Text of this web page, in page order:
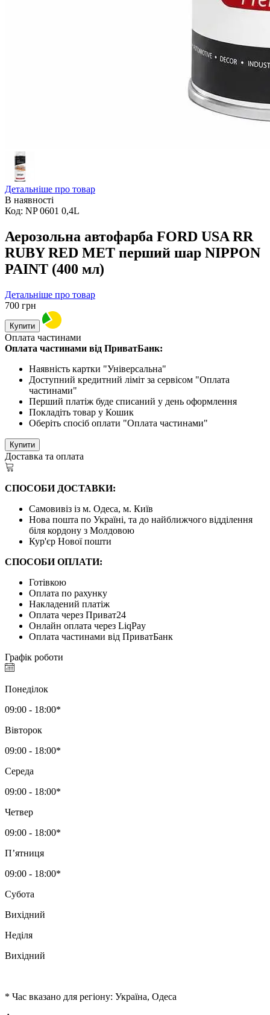
Детальніше про товар
В наявності
Код: NP 0601 0,4L
Аерозольна автофарба FORD USA RR
RUBY RED MET перший шар NIPPON
PAINT (400 мл)
Детальніше про товар
700 грн
Купити
Оплата частинами
Оплата частинами від ПриватБанк:
Наявність картки "Універсальна"
Доступний кредитний ліміт за сервісом "Оплата
частинами"
Перший платіж буде списаний у день оформлення
Покладіть товар у Кошик
Оберіть спосіб оплати "Оплата частинами"
Купити
Доставка та оплата
СПОСОБИ ДОСТАВКИ:
Самовивіз із м. Одеса, м. Київ
Нова пошта по Україні, та до найближчого відділення
біля кордону з Молдовою
Кур'єр Нової пошти
СПОСОБИ ОПЛАТИ:
Готівкою
Оплата по рахунку
Накладений платіж
Оплата через Приват24
Онлайн оплата через LiqPay
Оплата частинами від ПриватБанк
Графік роботи
Понеділок
09:00 - 18:00*
Вівторок
09:00 - 18:00*
Середа
09:00 - 18:00*
Четвер
09:00 - 18:00*
Пʼятниця
09:00 - 18:00*
Субота
Вихідний
Неділя
Вихідний
* Час вказано для регіону: Україна, Одеса